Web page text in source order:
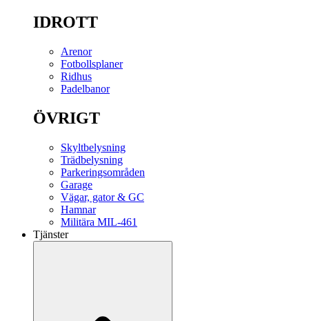
IDROTT
Arenor
Fotbollsplaner
Ridhus
Padelbanor
ÖVRIGT
Skyltbelysning
Trädbelysning
Parkeringsområden
Garage
Vägar, gator & GC
Hamnar
Militära MIL-461
Tjänster